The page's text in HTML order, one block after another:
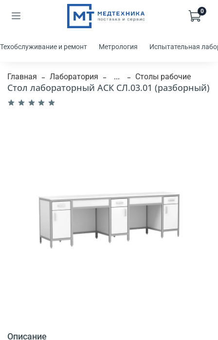
0
Техобслуживание и ремонт Метрология Испытательная
Главная Лаборатория ... Столы рабочие
Стол лабораторный АСК СЛ.03.01 (разборный)
Описание